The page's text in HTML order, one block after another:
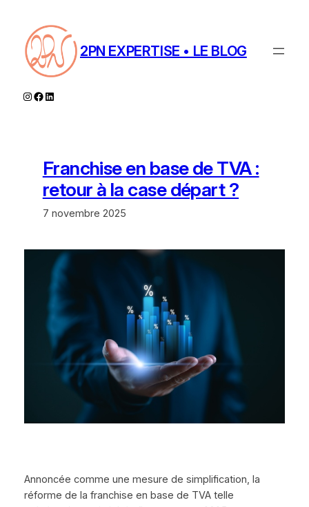
contenu
2PN EXPERTISE • LE BLOG
Instagram
Facebook
LinkedIn
Franchise en base de TVA :
retour à la case départ ?
7 novembre 2025
Annoncée comme une mesure de simplification, la
réforme de la franchise en base de TVA telle